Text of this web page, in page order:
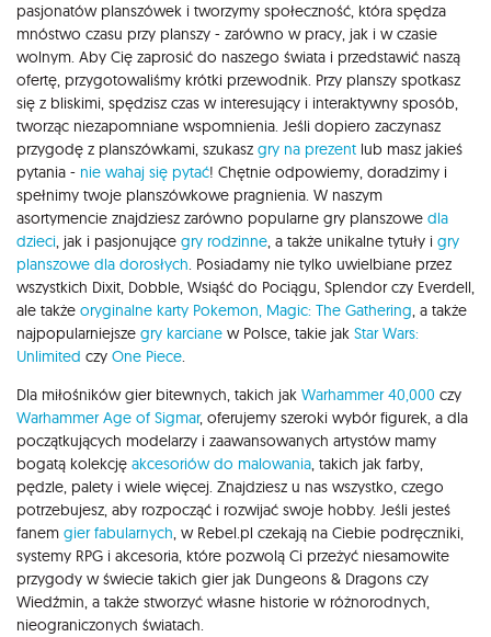
pasjonatów planszówek i tworzymy społeczność, która spędza
mnóstwo czasu przy planszy - zarówno w pracy, jak i w czasie
wolnym. Aby Cię zaprosić do naszego świata i przedstawić naszą
ofertę, przygotowaliśmy krótki przewodnik. Przy planszy spotkasz
się z bliskimi, spędzisz czas w interesujący i interaktywny sposób,
tworząc niezapomniane wspomnienia. Jeśli dopiero zaczynasz
przygodę z planszówkami, szukasz gry na prezent lub masz jakieś
pytania - nie wahaj się pytać! Chętnie odpowiemy, doradzimy i
spełnimy twoje planszówkowe pragnienia. W naszym
asortymencie znajdziesz zarówno popularne gry planszowe dla
dzieci, jak i pasjonujące gry rodzinne, a także unikalne tytuły i gry
planszowe dla dorosłych. Posiadamy nie tylko uwielbiane przez
wszystkich Dixit, Dobble, Wsiąść do Pociągu, Splendor czy Everdell,
ale także oryginalne karty Pokemon, Magic: The Gathering, a także
najpopularniejsze gry karciane w Polsce, takie jak Star Wars:
Unlimited czy One Piece.
Dla miłośników gier bitewnych, takich jak Warhammer 40,000 czy
Warhammer Age of Sigmar, oferujemy szeroki wybór figurek, a dla
początkujących modelarzy i zaawansowanych artystów mamy
bogatą kolekcję akcesoriów do malowania, takich jak farby,
pędzle, palety i wiele więcej. Znajdziesz u nas wszystko, czego
potrzebujesz, aby rozpocząć i rozwijać swoje hobby. Jeśli jesteś
fanem gier fabularnych, w Rebel.pl czekają na Ciebie podręczniki,
systemy RPG i akcesoria, które pozwolą Ci przeżyć niesamowite
przygody w świecie takich gier jak Dungeons & Dragons czy
Wiedźmin, a także stworzyć własne historie w różnorodnych,
nieograniczonych światach.